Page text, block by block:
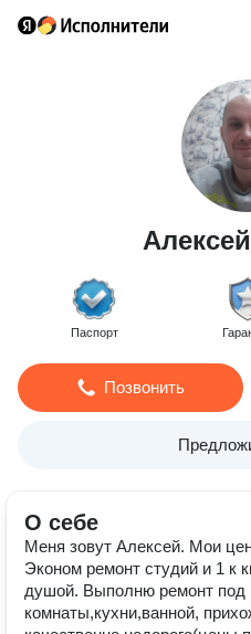
Паспорт
Позвонить
О себе
Меня зовут Алексей. Мои
Эконом ремонт студий и 1 к
душой. Выполню ремонт под
комнаты,кухни,ванной,